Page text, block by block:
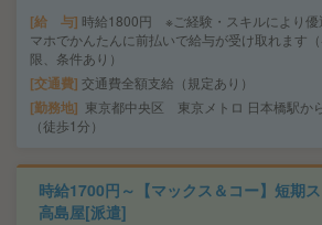
給 与 時給1800円 ※ご経験・スキルにより優
マホでかんたんに前払いで給与が受け取れます
限、条件あり）
交通費 交通費全額支給（規定あり）
勤務地
東京都中央区 東京メトロ 日本橋駅か
（徒歩1分）
時給1700円～【マックス＆コー】短期
高島屋[派遣]